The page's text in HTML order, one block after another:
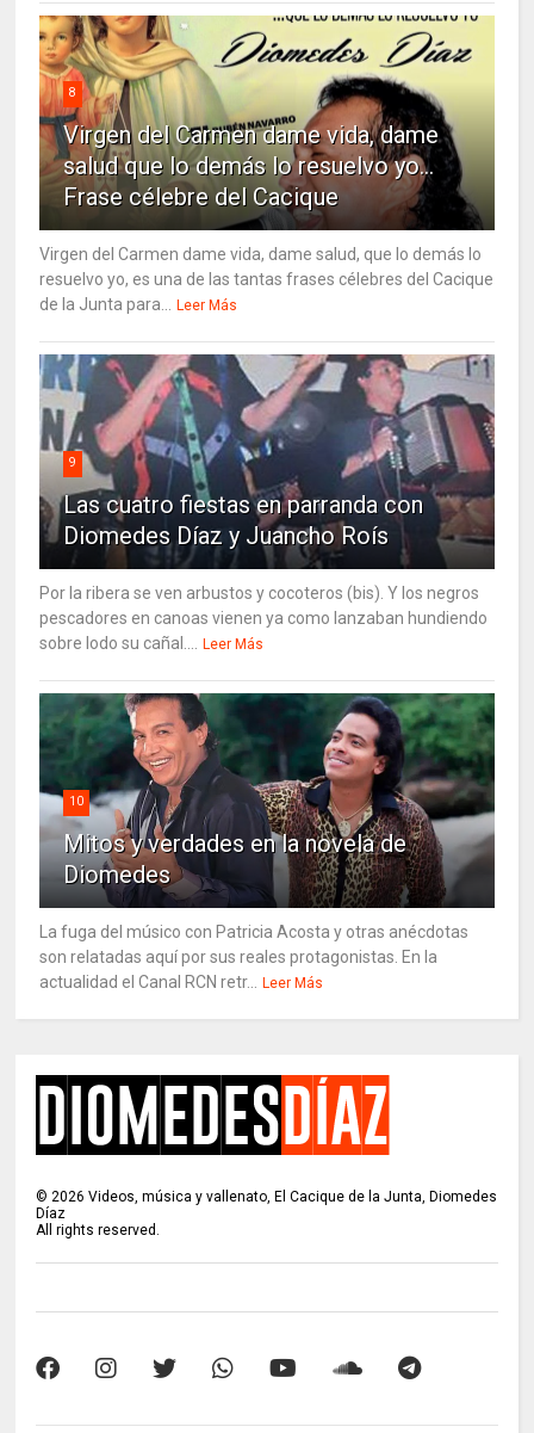
8
Virgen del Carmen dame vida, dame
salud que lo demás lo resuelvo yo…
Frase célebre del Cacique
Virgen del Carmen dame vida, dame salud, que lo demás lo
resuelvo yo, es una de las tantas frases célebres del Cacique
de la Junta para...
Leer Más
9
Las cuatro fiestas en parranda con
Diomedes Díaz y Juancho Roís
Por la ribera se ven arbustos y cocoteros (bis). Y los negros
pescadores en canoas vienen ya como lanzaban hundiendo
sobre lodo su cañal....
Leer Más
10
Mitos y verdades en la novela de
Diomedes
La fuga del músico con Patricia Acosta y otras anécdotas
son relatadas aquí por sus reales protagonistas. En la
actualidad el Canal RCN retr...
Leer Más
© 2026 Videos, música y vallenato, El Cacique de la Junta, Diomedes
Díaz
All rights reserved.